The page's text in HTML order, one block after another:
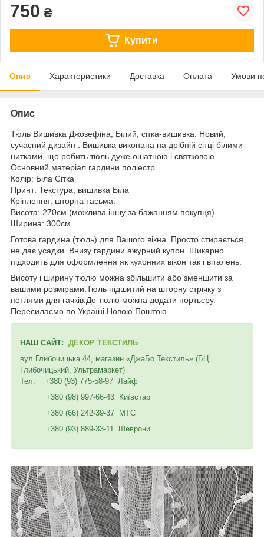
750 ₴
Купити
Опис Характеристики Доставка Оплата Умови
Опис
Тюль Вишивка Джозефіна, Білий, сітка-вишивка. Новий,
сучасний дизайн . Вишивка виконана на дрібній сітці білими
нитками, що робить тюль дуже ошатною і святковою .
Основний матеріал гардини поліестр.
Колір: Біла Сітка
Принт: Текстура, вишивка Біла
Кріплення: шторна тасьма.
Висота: 270см (можлива іншу за бажанням покупця)
Ширина: 300см.
Готова гардина (тюль) для Вашого вікна. Просто стирається,
не дає усадки. Внизу гардини ажурний купон. Шикарно
підходить для оформлення як кухонних вікон так і віталень.
Висоту і ширину тюлю можна збільшити або зменшити за
вашими розмірами.Тюль підшитий на шторну стрічку з
петлями для гачків.До тюлю можна додати портьєру.
Пересилаємо по Україні Новою Поштою.
НАШ САЙТ: ДЕКОР ТЕКСТИЛЬ
вул.Глибочицька 44, магазин «ДжаБо Текстиль» (БЦ
Глибочицький, Ультрамаркет)
Тел: +380 (93) 775-58-97 Лайф
+380 (98) 997-66-43 Київстар
+380 (66) 242-39-37 МТС
+380 (93) 889-33-11 Шеврони